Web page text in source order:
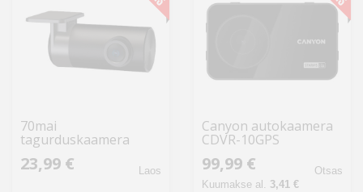
70mai
tagurduskaamera
Midrive RC09
23,99 € Laos
Canyon autokaamera
CDVR-10GPS
99,99 €
Kuumakse al. 3,41 €
Otsas